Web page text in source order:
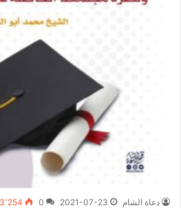
دعاة الشام 2021-07-23
0 3٬254